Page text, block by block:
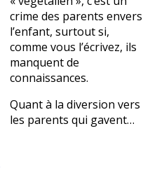
crime des parents envers
l’enfant, surtout si,
comme vous l’écrivez, ils
manquent de
connaissances.
Quant à la diversion vers
les parents qui gavent…